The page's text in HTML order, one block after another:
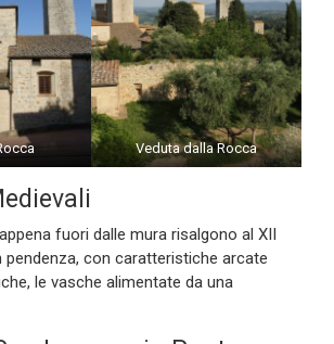
Veduta dalla Rocca
fuori dalle mura risalgono al XII
con caratteristiche arcate
le vasche alimentate da una